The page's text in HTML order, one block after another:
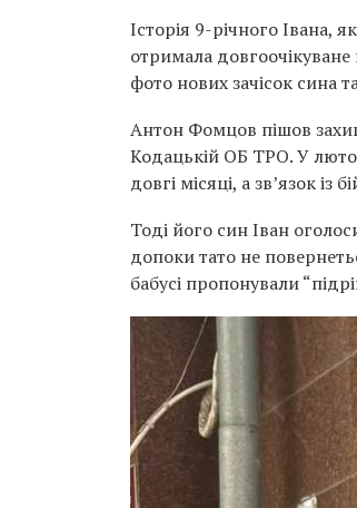
Історія 9-річного Івана,
отримала
фото нових зачісок сина
Антон Фомцов пішов
Кодацькій ОБ ТРО. У
довгі місяці, а зв’язок
Тоді його син Іван
допоки тато не
бабусі пропонували